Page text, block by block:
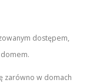
dostępem,
zarówno w domach